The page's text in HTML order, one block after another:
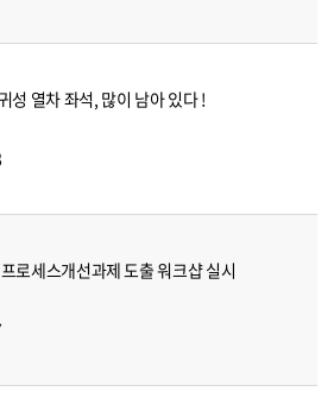
성 열차 좌석, 많이 남아 있다 !
로세스개선과제 도출 워크샵 실시